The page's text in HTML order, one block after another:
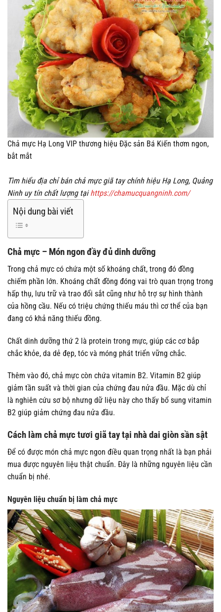
Chả mực Hạ Long VIP thương hiệu Đặc sản Bá Kiến thơm ngon,
bắt mắt
Tìm hiểu địa chỉ bán chả mực giã tay chính hiệu Hạ Long, Quảng
Ninh uy tín chất lượng tạihttps://chamucquangninh.com/
Nội dung bài viết
Chả mực – Món ngon đầy đủ dinh dưỡng
Trong chả mực có chứa một số khoáng chất, trong đó đồng
chiếm phần lớn. Khoáng chất đồng đóng vai trò quan trọng trong
hấp thụ, lưu trữ và trao đổi sắt cũng như hỗ trợ sự hình thành
của hồng cầu. Nếu có triệu chứng thiếu máu thì cơ thể của bạn
đang có khả năng thiếu đồng.
Chất dinh dưỡng thứ 2 là protein trong mực, giúp các cơ bắp
chắc khỏe, da dẻ đẹp, tóc và móng phát triển vững chắc.
Thêm vào đó, chả mực còn chứa vitamin B2. Vitamin B2 giúp
giảm tần suất và thời gian của chứng đau nửa đầu. Mặc dù chỉ
là nghiên cứu sơ bộ nhưng dữ liệu này cho thấy bổ sung vitamin
B2 giúp giảm chứng đau nửa đầu.
Cách làm chả mực tươi giã tay tại nhà dai giòn sần sật
Để có được món chả mực ngon điều quan trọng nhất là bạn phải
mua được nguyên liệu thật chuẩn. Đây là những nguyên liệu cần
chuẩn bị nhé.
Nguyên liệu chuẩn bị làm chả mực